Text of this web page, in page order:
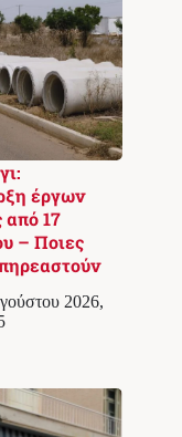
έργων
από 17
– Ποιες
2026,